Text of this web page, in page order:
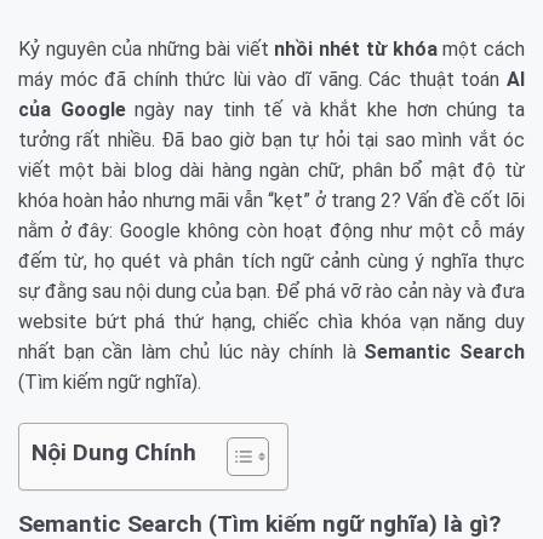
Kỷ nguyên của những bài viết nhồi nhét từ khóamột cách
máy móc đã chính thức lùi vào dĩ vãng. Các thuật toán AI
của Googlengày nay tinh tế và khắt khe hơn chúng ta
tưởng rất nhiều. Đã bao giờ bạn tự hỏi tại sao mình vắt óc
viết một bài blog dài hàng ngàn chữ, phân bổ mật độ từ
khóa hoàn hảo nhưng mãi vẫn “kẹt” ở trang 2? Vấn đề cốt lõi
nằm ở đây: Google không còn hoạt động như một cỗ máy
đếm từ, họ quét và phân tích ngữ cảnh cùng ý nghĩa thực
sự đằng sau nội dung của bạn. Để phá vỡ rào cản này và đưa
website bứt phá thứ hạng, chiếc chìa khóa vạn năng duy
nhất bạn cần làm chủ lúc này chính là Semantic Search
(Tìm kiếm ngữ nghĩa).
Nội Dung Chính
Semantic Search (Tìm kiếm ngữ nghĩa) là gì?